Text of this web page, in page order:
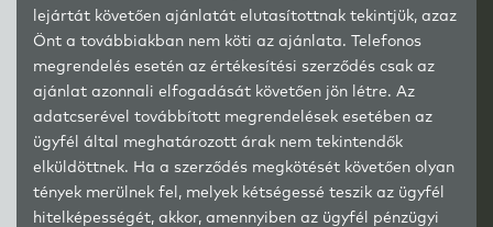
lejártát követően ajánlatát elutasítottnak tekintjük, azaz
Önt a továbbiakban nem köti az ajánlata. Telefonos
megrendelés esetén az értékesítési szerződés csak az
ajánlat azonnali elfogadását követően jön létre. Az
adatcserével továbbított megrendelések esetében az
ügyfél által meghatározott árak nem tekintendők
elküldöttnek. Ha a szerződés megkötését követően olyan
tények merülnek fel, melyek kétségessé teszik az ügyfél
hitelképességét, akkor, amennyiben az ügyfél pénzügyi